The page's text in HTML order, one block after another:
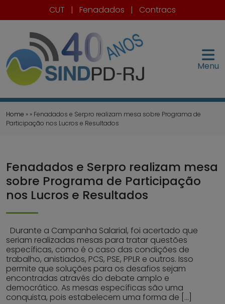
CUT | Fenadados | Contracs
Menu
Home » » Fenadados e Serpro realizam mesa sobre Programa de
Participação nos Lucros e Resultados
Fenadados e Serpro realizam mesa
sobre Programa de Participação
nos Lucros e Resultados
Durante a Campanha Salarial, foi acertado que
seriam realizadas mesas para tratar questões
específicas, como é o caso das condições de
trabalho, anistiados, PCS, PSE, PPLR e outros. Isso
permite que soluções para os desafios sejam
encontradas através do debate amplo e
democrático. As mesas específicas são uma
conquista, pois estabelecem uma forma de […]